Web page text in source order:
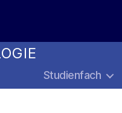
Studienfach